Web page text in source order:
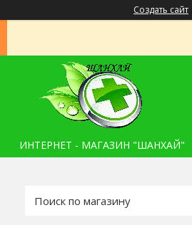
Создать сайт
ИНТЕРНЕТ - МАГАЗИН "ШАНХАЙ"